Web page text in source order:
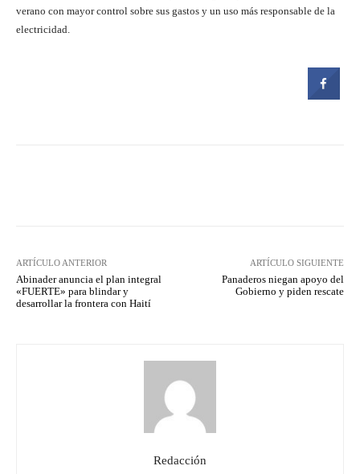
verano con mayor control sobre sus gastos y un uso más responsable de la
electricidad.
ARTÍCULO ANTERIOR
Abinader anuncia el plan integral
«FUERTE» para blindar y
desarrollar la frontera con Haití
ARTÍCULO SIGUIENTE
Panaderos niegan apoyo del
Gobierno y piden rescate
Redacción